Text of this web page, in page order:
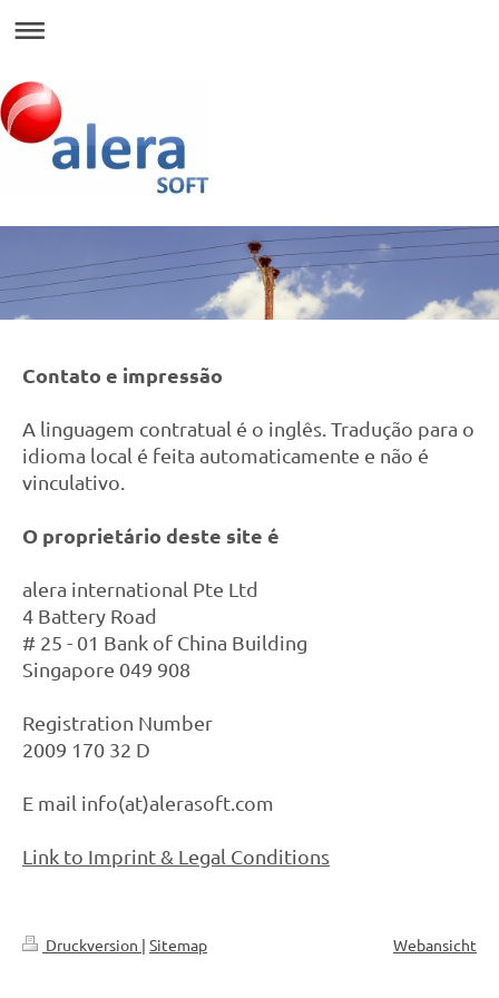
Contato e impressão
A linguagem contratual é o inglês. Tradução para o
idioma local é feita automaticamente e não é
vinculativo.
O proprietário deste site é
alera international Pte Ltd
4 Battery Road
# 25 - 01 Bank of China Building
Singapore 049 908
Registration Number
2009 170 32 D
E mail info(at)alerasoft.com
Link to Imprint & Legal Conditions
Druckversion | Sitemap Webansicht